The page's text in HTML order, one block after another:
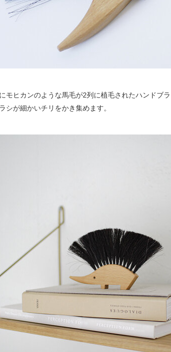
モヒカンのような馬毛が2列に植毛されたハンドブ
シが細かいチリをかき集めます。